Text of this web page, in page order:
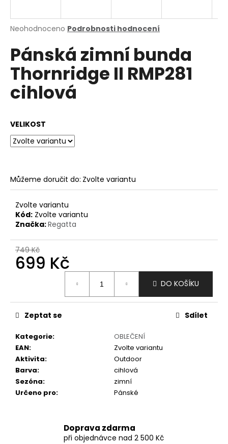
Průměrné
produktu
je
0,0
5
hvězdiček.
Neohodnoceno Podrobnosti hodnocení
Pánská zimní bunda
Thornridge II RMP281
cihlová
VELIKOST
Můžeme doručit do: Zvolte variantu
Zvolte variantu
Kód: Zvolte variantu
Značka:Regatta
749 Kč
699 Kč
DO KOŠÍKU
Kategorie:
OBLEČENÍ
EAN:
Zvolte variantu
Aktivita:
Outdoor
Barva:
cihlová
Sezóna:
zimní
Určeno pro: Pánské
Zeptat se Sdílet
Doprava zdarma
při objednávce nad 2 500 Kč
j
t
?
o
p
u
č
u